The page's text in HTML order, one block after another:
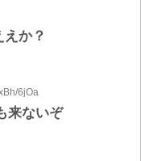
か？
6jOa
来ないぞ